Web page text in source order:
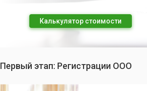
Калькулятор стоимости
Первый этап: Регистрации ООО